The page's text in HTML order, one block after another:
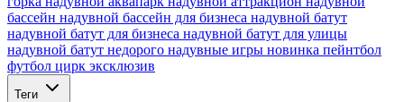
бассейн надувной бассейн для бизнеса надувной батут
надувной батут для бизнеса надувной батут для улицы
надувной батут недорого надувные игры новинка пейнтбол
футбол цирк эксклюзив
Теги